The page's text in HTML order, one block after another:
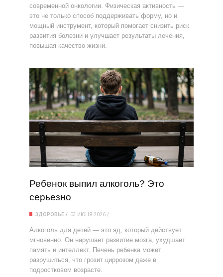
современной онкологии. Физическая активность —
это не только способ поддерживать форму, но и
мощный инструмент, который помогает снизить риск
развития болезни и улучшает результаты лечения,
повышая качество жизни.
Ребенок выпил алкоголь? Это
серьезно
ЗДОРОВЬЕ 03 ИЮНЯ 2026
Алкоголь для детей — это яд, который действует
мгновенно. Он нарушает развитие мозга, ухудшает
память и интеллект. Печень ребенка может
разрушиться, что грозит циррозом даже в
подростковом возрасте.